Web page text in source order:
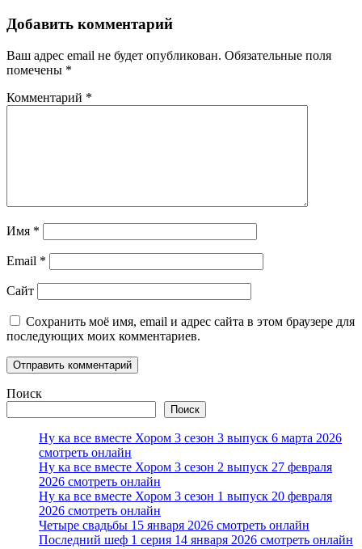
Добавить комментарий
Ваш адрес email не будет опубликован. Обязательные поля
помечены *
Комментарий *
Имя *
Email *
Сайт
Сохранить моё имя, email и адрес сайта в этом браузере для
последующих моих комментариев.
Поиск
Поиск
Ну ка все вместе Хором 3 сезон 3 выпуск 6 марта 2026
смотреть онлайн
Ну ка все вместе Хором 3 сезон 2 выпуск 27 февраля
2026 смотреть онлайн
Ну ка все вместе Хором 3 сезон 1 выпуск 20 февраля
2026 смотреть онлайн
Четыре свадьбы 15 января 2026 смотреть онлайн
Последний шеф 1 серия 14 января 2026 смотреть онлайн